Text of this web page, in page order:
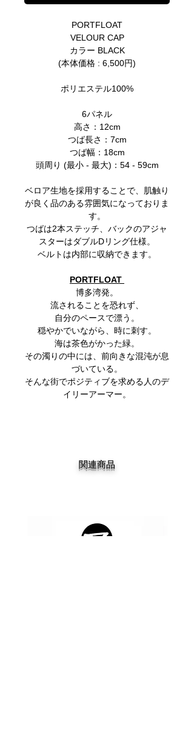
PORTFLOAT
VELOUR CAP
カラー BLACK
(本体価格 : 6,500円)
ポリエステル100%
6パネル
高さ：12cm
つば長さ：7cm
つば幅：18cm
頭周り (最小 - 最大)：54 - 59cm
ベロア生地を採用することで、肌触り
が良く品のある雰囲気になっておりま
す。
つばは2本ステッチ、バックのアジャ
スターはダブルDリング仕様。
ベルトは内部に収納できます。
PORTFLOAT
博多湾発。
流されることを恐れず、
自分のペースで漂う。
穏やかでいながら、時に刺す。
海は茶色がかった緑。
その濁りの中には、前向きな混沌が息
づいている。
そんな街でポジティブを求める人のデ
イリーアーマー。
関連商品